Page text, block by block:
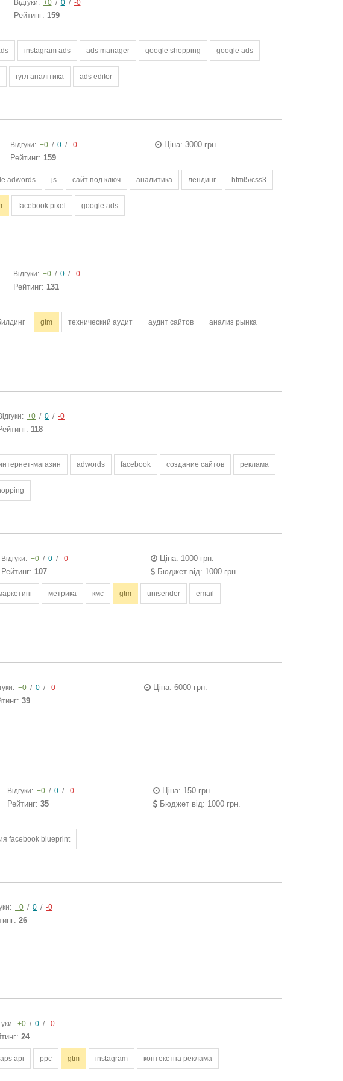
Відгуки: +0 / 0 / -0
Рейтинг: 159
instagram ads ads manager google shopping google ads
гугл аналітика ads editor
Відгуки: +0 / 0 / -0
Рейтинг: 159
Ціна: 3000 грн.
adwords js сайт под ключ аналитика лендинг html5/css3
facebook pixel google ads
Відгуки: +0 / 0 / -0
Рейтинг: 131
gtm технический аудит аудит сайтов анализ рынка
+0 / 0 / -0
118
магазин adwords facebook создание сайтов реклама
Відгуки: +0 / 0 / -0
Рейтинг: 107
Ціна: 1000 грн.
Бюджет від: 1000 грн.
метрика кмс gtm unisender email
+0 / 0 / -0
39
Ціна: 6000 грн.
Відгуки: +0 / 0 / -0
Рейтинг: 35
Ціна: 150 грн.
Бюджет від: 1000 грн.
facebook blueprint
+0 / 0 / -0
26
+0 / 0 / -0
24
api ppc gtm instagram контекстна реклама